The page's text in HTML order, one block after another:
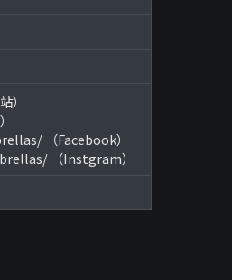
（Facebook）
（Instgram）